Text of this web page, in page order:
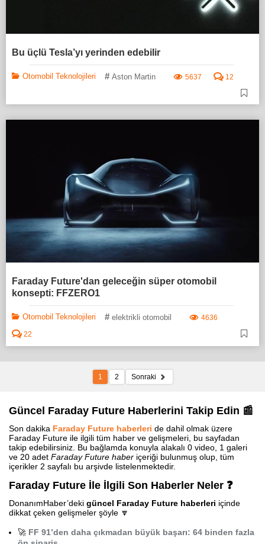
Bu üçlü Tesla’yı yerinden edebilir
Otomobil Teknolojileri # Aston Martin 5637 12
Faraday Future'dan geleceğin süper otomobil
konsepti: FFZERO1
Otomobil Teknolojileri # elektrikli otomobil
4636
22
1 2 Sonraki
Güncel Faraday Future Haberlerini Takip Edin 📰
Son dakika Faraday Future haberleri de dahil olmak üzere
Faraday Future ile ilgili tüm haber ve gelişmeleri, bu sayfadan
takip edebilirsiniz. Bu bağlamda konuyla alakalı 0 video, 1 galeri
ve 20 adet Faraday Future haber içeriği bulunmuş olup, tüm
içerikler 2 sayfalı bu arşivde listelenmektedir.
Faraday Future İle İlgili Son Haberler Neler ❓
DonanımHaber’deki güncel Faraday Future haberleri içinde
dikkat çeken gelişmeler şöyle 🔽
🚀 FF 91’den daha çıkmadan büyük başarı: 64 binden fazla